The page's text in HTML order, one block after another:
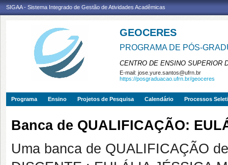
SIGAA - Sistema Integrado de Gestão de Atividades Acadêmicas
GEOCERES
PROGRAMA DE PÓS-
CENTRO DE ENSINO SUPERIOR
E-mail: jose.yure.santos@ufrn.br
https://posgraduacao.ufrn.br/geoceres
Programa Ensino Projetos de Pesquisa Calendário Processos
Banca de QUALIFICAÇÃO:
Uma banca de QUALIFICAÇÃO